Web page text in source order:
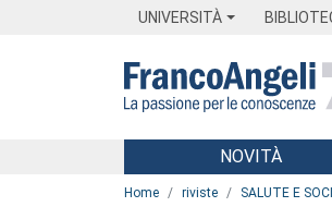
UNIVERSITÀ
Menu
NOVITÀ
Home riviste SALUTE E